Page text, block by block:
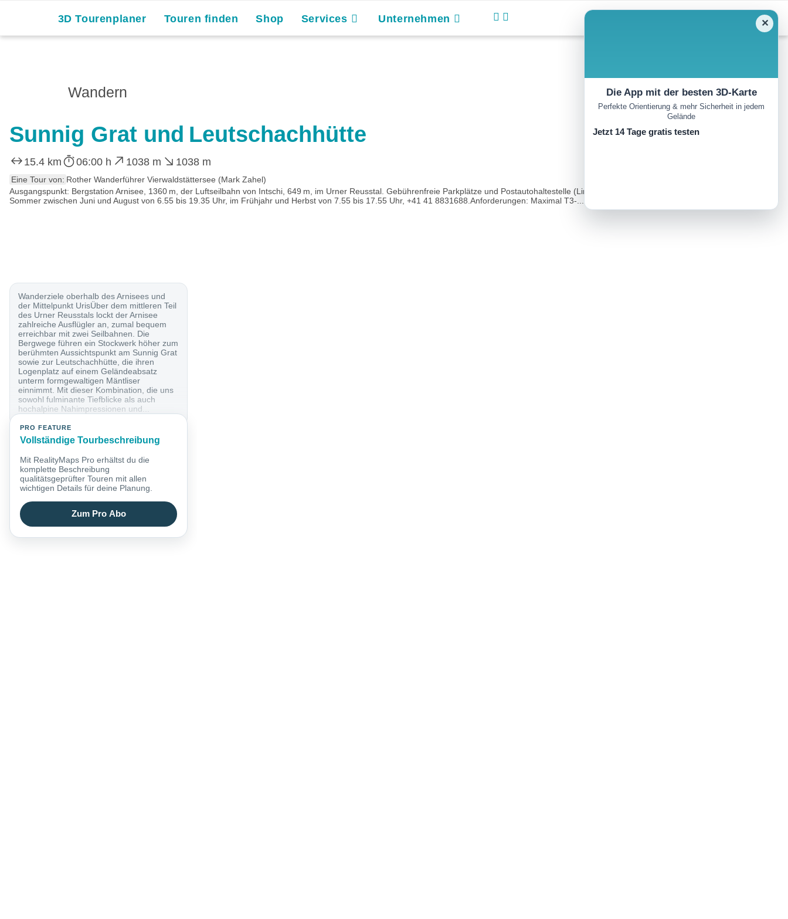
3D Tourenplaner Touren finden Shop Services Unternehmen
Wandern
Sunnig Grat und Leutschachhütte
15.4 km 06:00 h 1038 m 1038 m
Eine Tour von: Rother Wanderführer Vierwaldstättersee (Mark Zahel)
Ausgangspunkt: Bergstation Arnisee, 1360 m, der Luftseilbahn von Intschi, 649 m, im Urner Reusstal. Gebührenfreie Parkplätze und Postautohaltestelle (Linie Flüelen – Göschenen). Betriebszeiten im
Sommer zwischen Juni und August von 6.55 bis 19.35 Uhr, im Frühjahr und Herbst von 7.55 bis 17.55 Uhr, +41 41 8831688.Anforderungen: Maximal T3-...
Wanderziele oberhalb des Arnisees und
der Mittelpunkt UrisÜber dem mittleren Teil
des Urner Reusstals lockt der Arnisee
zahlreiche Ausflügler an, zumal bequem
erreichbar mit zwei Seilbahnen. Die
Bergwege führen ein Stockwerk höher zum
berühmten Aussichtspunkt am Sunnig Grat
sowie zur Leutschachhütte, die ihren
Logenplatz auf einem Geländeabsatz
unterm formgewaltigen Mäntliser
einnimmt. Mit dieser Kombination, die uns
sowohl fulminante Tiefblicke als auch
hochalpine Nahimpressionen und...
PRO FEATURE
Vollständige Tourbeschreibung
Mit RealityMaps Pro erhältst du die
komplette Beschreibung
qualitätsgeprüfter Touren mit allen
wichtigen Details für deine Planung.
Zum Pro Abo
✕
Die App mit der besten 3D-Karte
Perfekte Orientierung & mehr Sicherheit in jedem
Gelände
Jetzt 14 Tage gratis testen